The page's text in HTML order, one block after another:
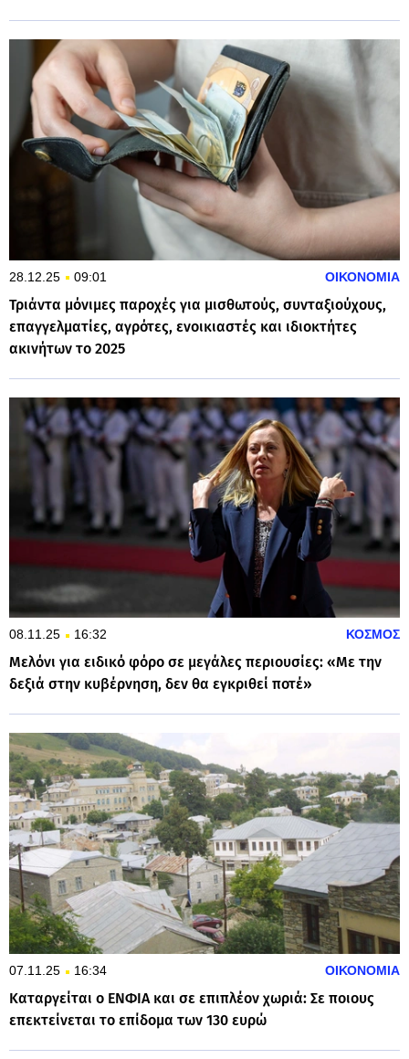
28.12.25 09:01 ΟΙΚΟΝΟΜΙΑ
Τριάντα μόνιμες παροχές για μισθωτούς, συνταξιούχους,
επαγγελματίες, αγρότες, ενοικιαστές και ιδιοκτήτες
ακινήτων το 2025
08.11.25 16:32 ΚΟΣΜΟΣ
Μελόνι για ειδικό φόρο σε μεγάλες περιουσίες: «Με την
δεξιά στην κυβέρνηση, δεν θα εγκριθεί ποτέ»
07.11.25 16:34 ΟΙΚΟΝΟΜΙΑ
Καταργείται ο ΕΝΦΙΑ και σε επιπλέον χωριά: Σε ποιους
επεκτείνεται το επίδομα των 130 ευρώ